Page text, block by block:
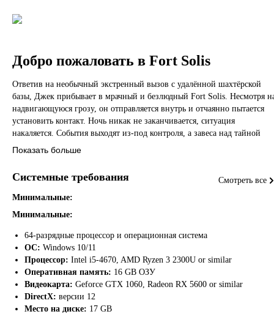
Добро пожаловать в Fort Solis
Ответив на необычный экстренный вызов с удалённой шахтёрской
базы, Джек прибывает в мрачный и безлюдный Fort Solis. Несмотря
надвигающуюся грозу, он отправляется внутрь и отчаянно пытается
установить контакт. Ночь никак не заканчивается, ситуация
накаляется. События выходят из-под контроля, а завеса над тайной
исчезновения персонала базы начинает приподниматься.
Иммерсивный сюжет
достижения полного погружения в игровой процесс. Благодаря
Браун, каждая глава Fort Solis пробуждает в игроках сильные эмоции,
включая страх, сочувствие и многие другие.
Основная сюжетная линия сопровождается массой дополнительных
элементов повествования, таких как аудиожурналы, записи с камер
Показать больше
Системные требования
Смотреть все
Минимальные:
Минимальные:
64-разрядные процессор и операционная система
ОС: Windows 10/11
Процессор: Intel i5-4670, AMD Ryzen 3 2300U or similar
Оперативная память: 16 GB ОЗУ
Видеокарта: Geforce GTX 1060, Radeon RX 5600 or similar
DirectX: версии 12
Место на диске: 17 GB